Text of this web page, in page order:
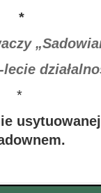
*
lecie
*